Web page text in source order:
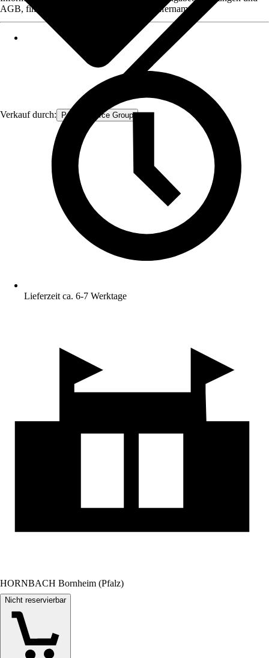
Verkauf durch: Procommerce Group
AGB, finden Sie bei Klick auf den Verkäufernamen.
Lieferzeit ca. 6-7 Werktage
HORNBACH Bornheim (Pfalz)
Nicht reservierbar